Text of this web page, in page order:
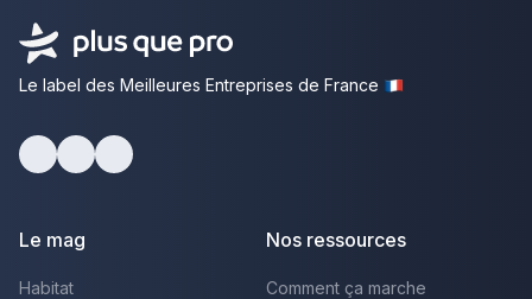
Le label des Meilleures Entreprises de France
Le mag
Habitat
Nos ressources
Comment ça marche